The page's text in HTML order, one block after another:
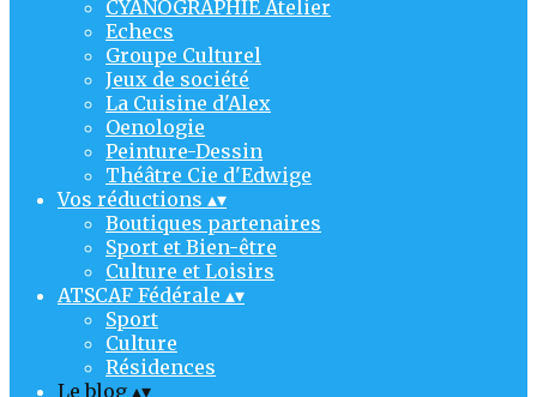
CYANOGRAPHIE Atelier
Echecs
Groupe Culturel
Jeux de société
La Cuisine d'Alex
Oenologie
Peinture-Dessin
Théâtre Cie d'Edwige
Vos réductions ▴▾
Boutiques partenaires
Sport et Bien-être
Culture et Loisirs
ATSCAF Fédérale ▴▾
Sport
Culture
Résidences
Le blog ▴▾